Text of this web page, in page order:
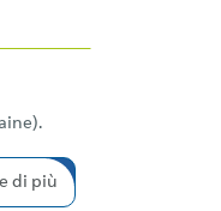
di più